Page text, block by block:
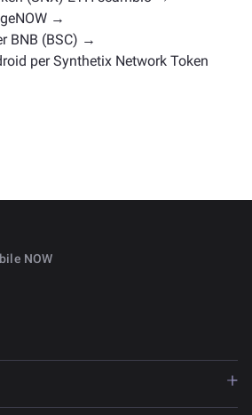
→
BNB (BSC) →
per Synthetix Network Token
NOW